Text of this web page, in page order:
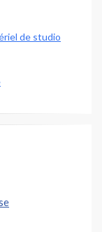
de studio